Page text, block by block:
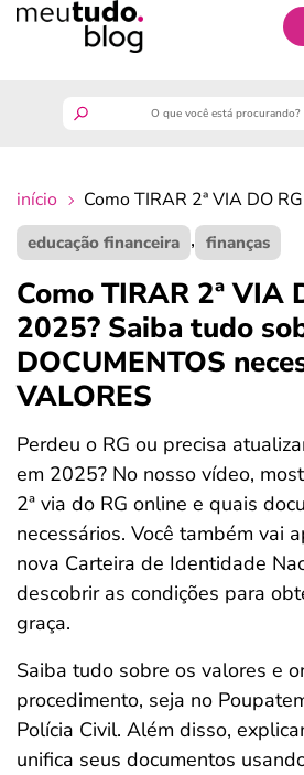
guia do trabalhador
finanças
benefícios
crédito fácil
últimas notícias
ferramentas
início Como TIRAR 2ª VIA DO
educação financeira , finanças
Como TIRAR 2ª VIA
2025? Saiba tudo
DOCUMENTOS
VALORES
Perdeu o RG ou precisa
em 2025? No nosso vídeo,
2ª via do RG online e quais
necessários. Você também vai
nova Carteira de Identidade
descobrir as condições para
graça.
Saiba tudo sobre os valores e
procedimento, seja no
Polícia Civil. Além disso,
unifica seus documentos